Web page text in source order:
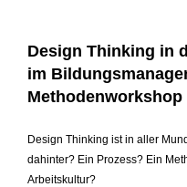
Design Thinking in
im
Design Thinking ist in aller
dahinter? Ein Prozess? Ein
Arbeitskultur?